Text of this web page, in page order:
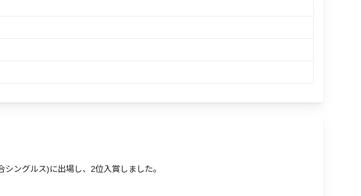
ングルス)に出場し、2位入賞しました。